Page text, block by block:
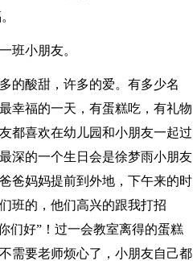
班小朋友。
的酸甜，许多的爱。有多少名
幸福的一天，有蛋糕吃，有礼物
都喜欢在幼儿园和小朋友一起过
深的一个生日会是徐梦雨小朋友
爸妈妈提前到外地，下午来的时
班的，他们高兴的跟我打招
们好”！过一会教室离得的蛋糕
需要老师烦心了，小朋友自己都